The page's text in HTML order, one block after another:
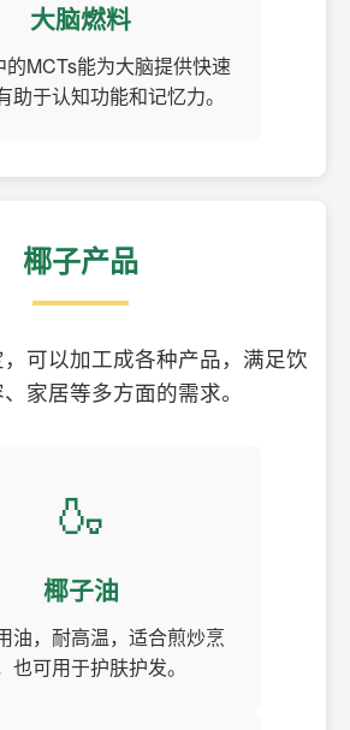
大脑燃料
的MCTs能为大脑提供快速
助于认知功能和记忆力。
椰子产品
可以加工成各种产品，满足饮
家居等多方面的需求。
🍶
椰子油
油，耐高温，适合煎炒烹
也可用于护肤护发。